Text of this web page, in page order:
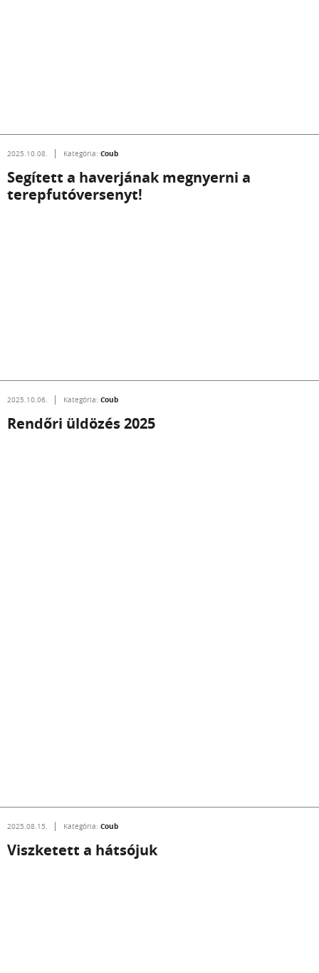
2025.10.08. Kategória: Coub
Segített a haverjának megnyerni a
terepfutóversenyt!
2025.10.06. Kategória: Coub
Rendőri üldözés 2025
2025.08.15. Kategória: Coub
Viszketett a hátsójuk